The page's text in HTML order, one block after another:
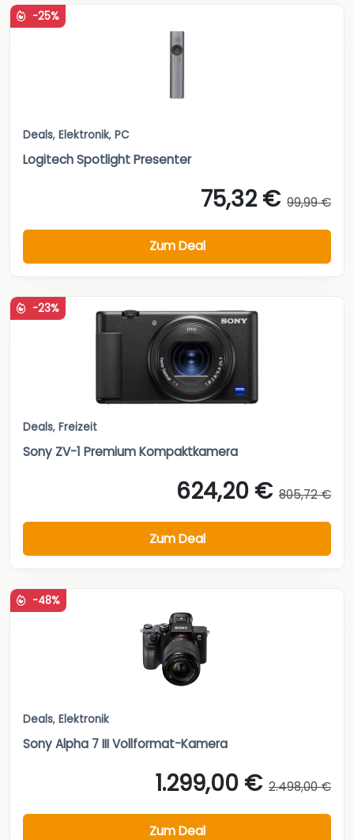
-25%
Deals, Elektronik, PC
Logitech Spotlight Presenter
75,32 € 99,99 €
Zum Deal
-23%
Deals, Freizeit
Sony ZV-1 Premium Kompaktkamera
624,20 € 805,72 €
Zum Deal
-48%
Deals, Elektronik
Sony Alpha 7 III Vollformat-Kamera
1.299,00 € 2.498,00 €
Zum Deal